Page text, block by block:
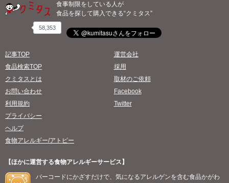
食事制限をしている人が
食品を探して購入できる“クミタス”
58,353
記事TOP
食品検索TOP
クミタスとは
お問い合わせ
利用規約
プライバシー
ヘルプ
食物アレルギー/アトピー
運営会社
採用
取材のご依頼
Facebook
Twitter
【ほかに運営する食物アレルギーサービス】
バーコードにかざすだけで、気になるアレルゲンを含む食品かがわ